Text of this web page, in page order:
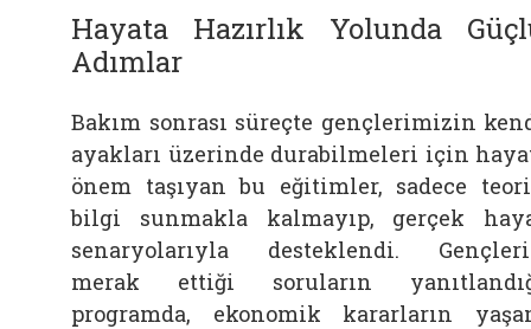
Hayata Hazırlık Yolunda
Adımlar
Bakım sonrası süreçte gençlerimizin
ayakları üzerinde durabilmeleri için
önem taşıyan bu eğitimler, sadece
bilgi sunmakla kalmayıp, gerçek
senaryolarıyla desteklendi.
merak ettiği soruların
programda, ekonomik kararların